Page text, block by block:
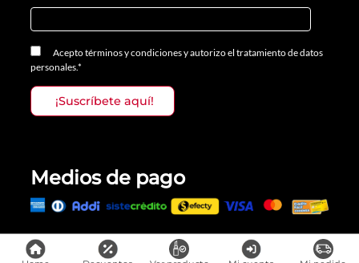
Aceptotérminos y condicionesyautorizo el tratamiento de datos
personales.*
Medios de pago
Todos los derechos reservados, Prosalon Distribuciones S.A.S., 2023